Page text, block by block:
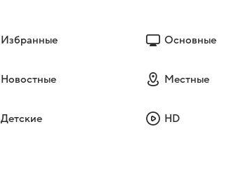
Избранные Основные
Новостные Местные
Детские HD